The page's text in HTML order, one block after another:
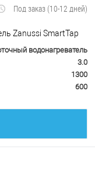
Под заказ (10-12 дней)
Zanussi SmartTap
водонагреватель
3.0
1300
600